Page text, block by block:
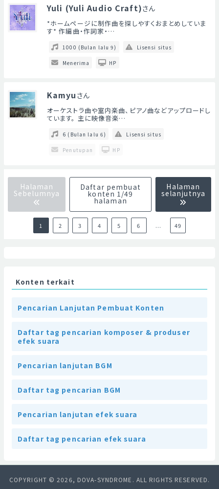
Yuli (Yuli Audio Craft)さん
*ホームページに制作曲を探しやすくおまとめしていま
す* 作編曲・作詞家・…
1000 (Bulan lalu 9) Lisensi situs
Menerima HP
Kamyu さん
オーケストラ曲や室内楽曲、ピアノ曲などアップロードし
ています。 主に映像音楽…
6 (Bulan lalu 6) Lisensi situs
Penutupan HP
Halaman
Sebelumnya
Daftar pembuat
konten 1/49
halaman
Halaman
selanjutnya
1 2 3 4 5 6 ... 49
Konten terkait
Pencarian Lanjutan Pembuat Konten
Daftar tag pencarian komposer & produser
efek suara
Pencarian lanjutan BGM
Daftar tag pencarian BGM
Pencarian lanjutan efek suara
Daftar tag pencarian efek suara
COPYRIGHT © 2026, DOVA-SYNDROME. ALL RIGHTS RESERVED.